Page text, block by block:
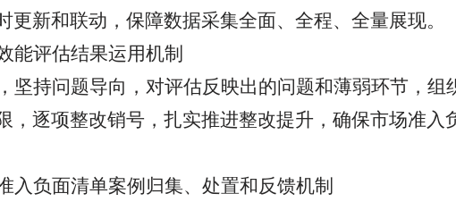
更新和联动，保障数据采集全面、全程、全量展现。
能评估结果运用机制
坚持问题导向，对评估反映出的问题和薄弱环节，组
，逐项整改销号，扎实推进整改提升，确保市场准入
入负面清单案例归集、处置和反馈机制